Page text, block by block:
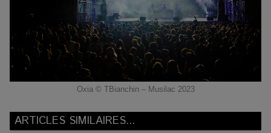
Oxia © TBianchin – Musilac 2023
ARTICLES SIMILAIRES...